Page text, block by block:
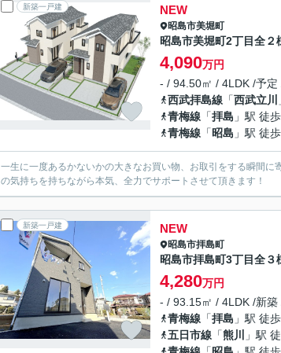
新築一戸建 NEW
昭島市美堀町
昭島市美堀町2丁目全
4,090万円
- / 94.50㎡ / 4LDK /予定
西武拝島線 「西武立川
青梅線 「拝島 」駅 徒
青梅線 「昭島 」駅 徒
一生に一度あるかないかの大きなお買い物、お取引をする瞬間に
の気持ちを持ちながら本気、全力でサポートさせて頂きます！
新築一戸建 NEW
昭島市拝島町
昭島市拝島町3丁目全
4,280万円
- / 93.15㎡ / 4LDK /新築
青梅線 「拝島 」駅 徒
五日市線 「熊川
」駅